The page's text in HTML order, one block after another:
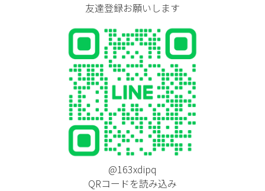
友達登録お願いします
@163xdipq
QRコードを読み込み